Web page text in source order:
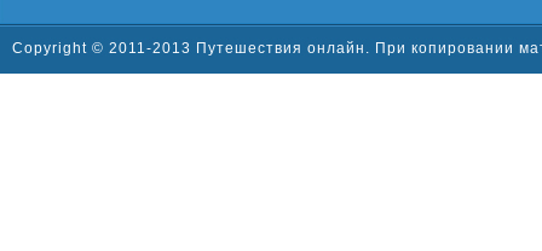
Copyright © 2011-2013 Путешествия онлайн. При копировании